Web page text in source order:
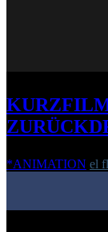
*ANIMATION el